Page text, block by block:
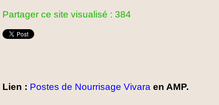
Partager ce site visualisé : 384
Lien : Postes de Nourrisage Vivara en AMP.